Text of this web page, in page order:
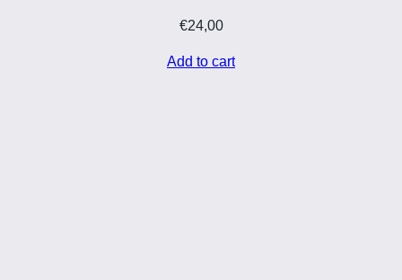
€24,00
Add to cart